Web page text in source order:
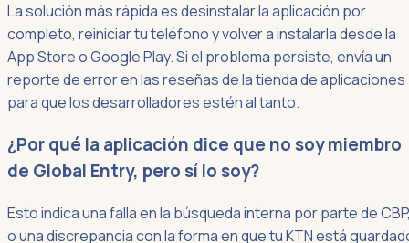
La solución más rápida es desinstalar la aplicación por
completo, reiniciar tu teléfono y volver a instalarla desde la
App Store o Google Play. Si el problema persiste, envía un
reporte de error en las reseñas de la tienda de aplicaciones
para que los desarrolladores estén al tanto.
¿Por qué la aplicación dice que no soy miembro
de Global Entry, pero sí lo soy?
Esto indica una falla en la búsqueda interna por parte de
o una discrepancia con la forma en que tu KTN está